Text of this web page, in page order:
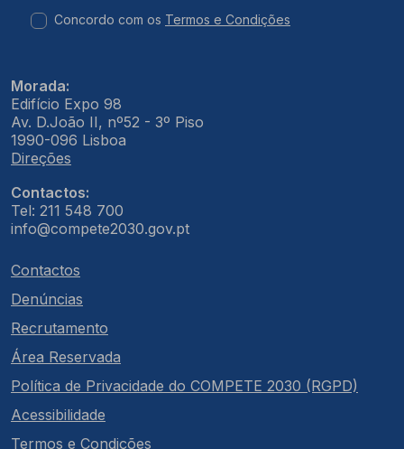
Concordo com os Termos e Condições
Morada:
Edifício Expo 98
Av. D.João II, nº52 - 3º Piso
1990-096 Lisboa
Direções
Contactos:
Tel: 211 548 700
info@compete2030.gov.pt
Contactos
Denúncias
Recrutamento
Área Reservada
Política de Privacidade do COMPETE 2030 (RGPD)
Acessibilidade
Termos e Condições